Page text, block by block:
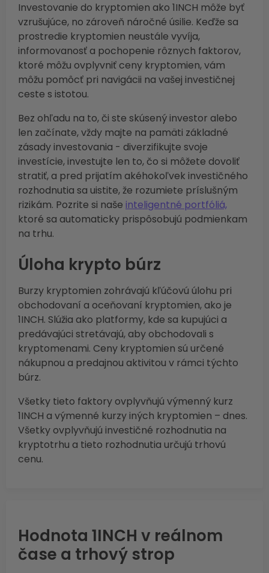
Investovanie do kryptomien ako 1INCH môže byť
vzrušujúce, no zároveň náročné úsilie. Keďže sa
prostredie kryptomien neustále vyvíja,
informovanosť a pochopenie rôznych faktorov,
ktoré môžu ovplyvniť ceny kryptomien, vám
môžu pomôcť pri navigácii na vašej investičnej
ceste s istotou.
Bez ohľadu na to, či ste skúsený investor alebo
len začínate, vždy majte na pamäti základné
zásady investovania - diverzifikujte svoje
investície, investujte len to, čo si môžete dovoliť
stratiť, a pred prijatím akéhokoľvek investičného
rozhodnutia sa uistite, že rozumiete príslušným
rizikám. Pozrite si naše inteligentné portfóliá,
ktoré sa automaticky prispôsobujú podmienkam
na trhu.
Úloha krypto búrz
Burzy kryptomien zohrávajú kľúčovú úlohu pri
obchodovaní a oceňovaní kryptomien, ako je
1INCH. Slúžia ako platformy, kde sa kupujúci a
predávajúci stretávajú, aby obchodovali s
kryptomenami. Ceny kryptomien sú určené
nákupnou a predajnou aktivitou v rámci týchto
búrz.
Všetky tieto faktory ovplyvňujú výmenný kurz
1INCH a výmenné kurzy iných kryptomien – dnes.
Všetky ovplyvňujú investičné rozhodnutia na
kryptotrhu a tieto rozhodnutia určujú trhovú
cenu.
Hodnota 1INCH v reálnom
čase a trhový strop